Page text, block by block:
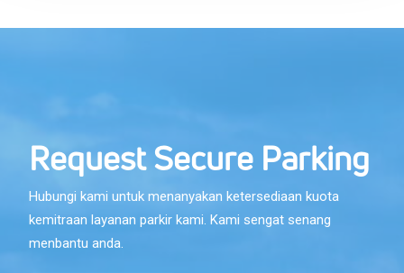
Request Secure Parking
Hubungi kami untuk menanyakan ketersediaan kuota
kemitraan layanan parkir kami. Kami sengat senang
menbantu anda.